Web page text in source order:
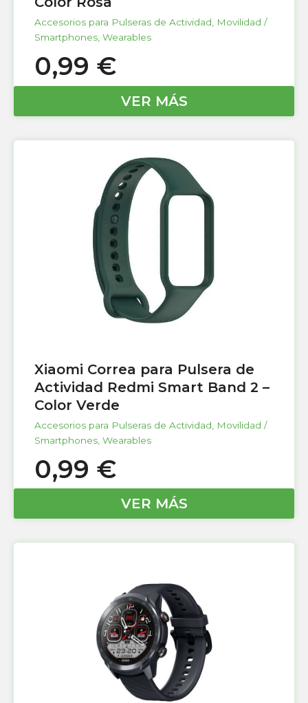
Accesorios para Pulseras de Actividad, Movilidad /
Smartphones, Wearables
0,99 €
VER MÁS
Xiaomi Correa para Pulsera de
Actividad Redmi Smart Band 2 –
Color Verde
Accesorios para Pulseras de Actividad
Movilidad /
Smartphones Wearables
0,99 €
VER MÁS